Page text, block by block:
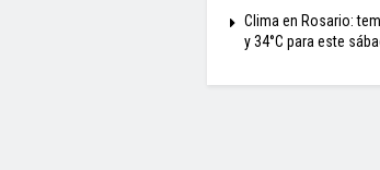
Clima en Rosario:
y 34°C para este